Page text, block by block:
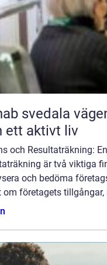
vägen tillbaka till vardag, arbete
ett aktivt liv
och Resultaträkning:
är två viktiga
och bedöma
om företagets tillgångar,